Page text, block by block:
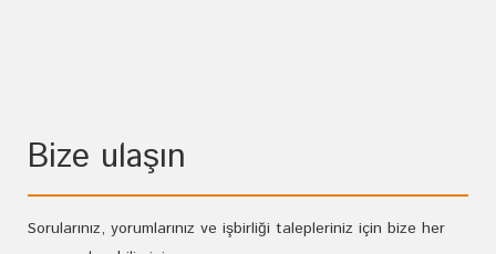
Bize ulaşın
Sorularınız, yorumlarınız ve işbirliği talepleriniz için bize her